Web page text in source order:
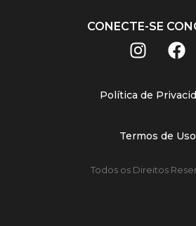
CONECTE-SE
Política de
Termos de Uso
Todos os Direitos